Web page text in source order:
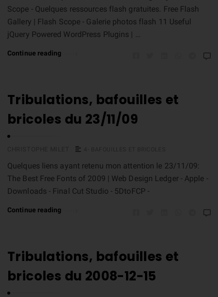
Scope - Quelques ressources flash gratuites. Free Flash
Gallery | Flash Scope - Galerie photos flash 11 Useful
jQuery Powered WordPress Plugins | …
Continue reading
Tribulations, bafouilles et
bricoles du 23/11/09
Quelques liens ayant retenu mon attention le 23/11/09:
The Best Free Fonts of 2009 | Web Design Ledger - Apple -
Downloads - Final Cut Studio - 5DtoFCP -
Continue reading
Tribulations, bafouilles et
bricoles du 2008-12-15